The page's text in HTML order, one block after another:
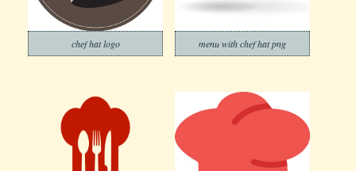
chef hat logo menu with chef hat png